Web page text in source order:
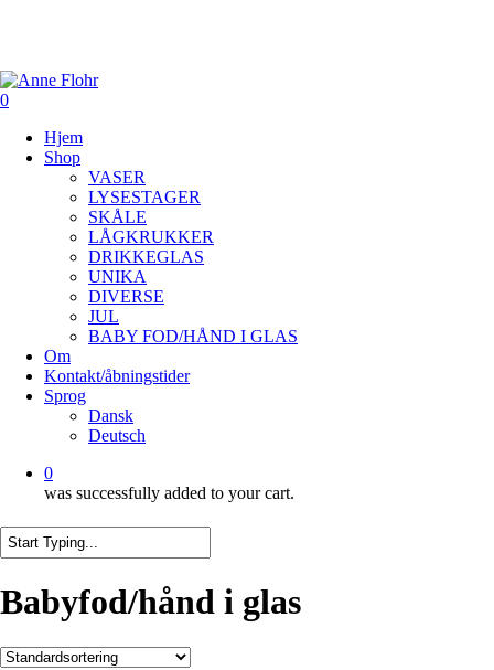
content
0
Hjem
Shop
VASER
LYSESTAGER
SKÅLE
LÅGKRUKKER
DRIKKEGLAS
UNIKA
DIVERSE
JUL
BABY FOD/HÅND I GLAS
Om
Kontakt/åbningstider
Sprog
Dansk
Deutsch
0
was successfully added to your cart.
Search
Babyfod/hånd i glas